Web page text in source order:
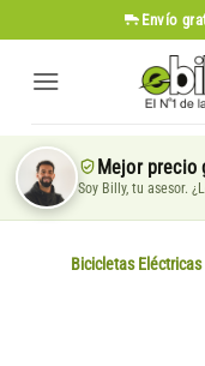
al
contenido
Envío
Mejor precio
Soy Billy, tu asesor.
Bicicletas Eléctricas